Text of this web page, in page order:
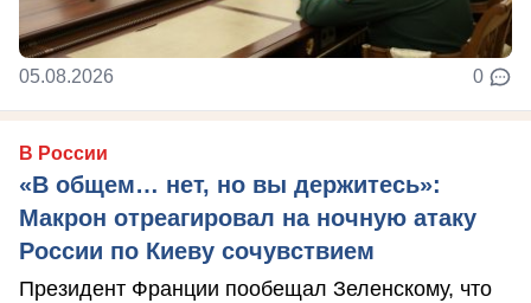
05.08.2026 0
В России
«В общем… нет, но вы держитесь»:
Макрон отреагировал на ночную атаку
России по Киеву сочувствием
Президент Франции пообещал Зеленскому, что